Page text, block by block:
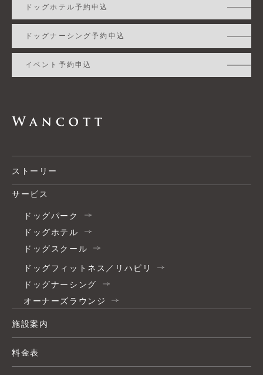
ドッグホテル予約申込
ドッグナーシング予約申込
イベント予約申込
ストーリー
サービス
ドッグパーク
ドッグホテル
ドッグスクール
ドッグフィットネス／リハビリ
ドッグナーシング
オーナーズラウンジ
施設案内
料金表